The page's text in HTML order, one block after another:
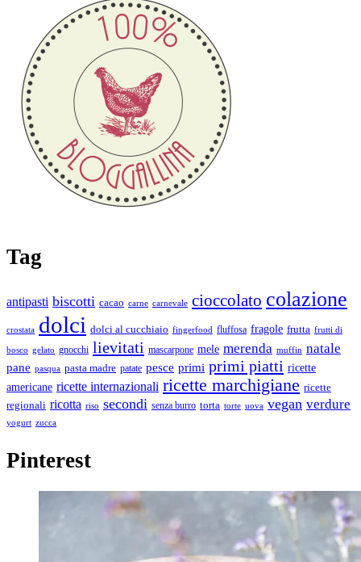
Tag
antipasti biscotti cacao carne carnevale cioccolato colazione
crostata dolci dolci al cucchiaio fingerfood fluffosa fragole frutta frutti di
bosco gelato gnocchi lievitati mascarpone mele merenda muffin natale
pane pasqua pasta madre patate pesce primi primi piatti ricette
americane ricette internazionali ricette marchigiane ricette
regionali ricotta riso secondi senza burro torta torte uova vegan verdure
yogurt zucca
Pinterest